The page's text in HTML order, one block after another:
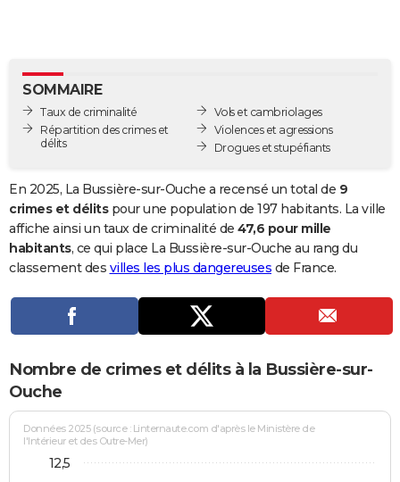
BONS PLANS
CARTE DE VOEUX
Dictionnaire
Biographies
Citations
Expressions
Proverbes
PROGRAMME TV
S'inscrire
Se connecter
Lycées
Collèges
Primaires
Universités
Entreprises
Service militaire
Avis de recherche
AVIS DE DÉCÈS
SOMMAIRE
Taux de criminalité
Répartition des crimes et
délits
Vols et cambriolages
Violences et agressions
Drogues et stupéfiants
En 2025, La Bussière-sur-Ouche a recensé un total de 9
crimes et délitspour une population de 197 habitants. La ville
affiche ainsi un taux de criminalité de 47,6 pour mille
habitants, ce qui place La Bussière-sur-Ouche au rang du
classement des villes les plus dangereuses de France.
Nombre de crimes et délits à la Bussière-sur-
Ouche
Données 2025 (source : Linternaute.com d'après le Ministère de
l'Intérieur et des Outre-Mer)
12,5